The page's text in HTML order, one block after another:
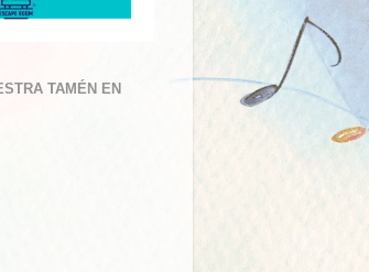
TAMÉN EN